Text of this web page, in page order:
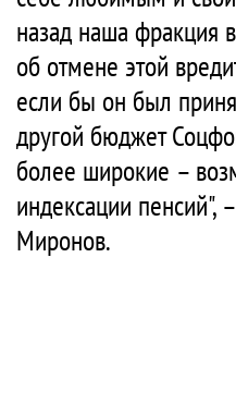
назад наша фракция
об отмене этой
если бы он был
другой бюджет
более широкие –
индексации пенсий",
Миронов.